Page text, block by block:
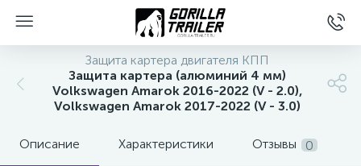
Защита картера двигателя КПП
Защита картера (алюминий 4 мм)
Volkswagen Amarok 2016-2022 (V - 2.0),
Volkswagen Amarok 2017-2022 (V - 3.0)
Описание Характеристики Отзывы 0